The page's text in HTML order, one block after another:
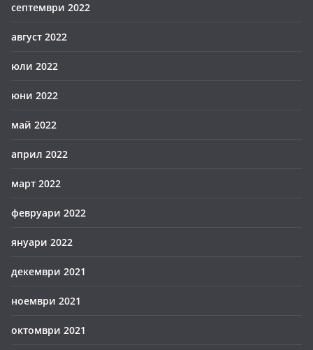
септември 2022
август 2022
юли 2022
юни 2022
май 2022
април 2022
март 2022
февруари 2022
януари 2022
декември 2021
ноември 2021
октомври 2021